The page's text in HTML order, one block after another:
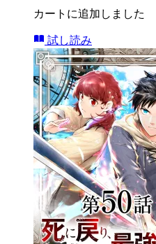
カートに追加しました
試し読み